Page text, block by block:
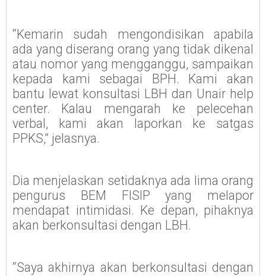
“Kemarin sudah mengondisikan apabila
ada yang diserang orang yang tidak dikenal
atau nomor yang mengganggu, sampaikan
kepada kami sebagai BPH. Kami akan
bantu lewat konsultasi LBH dan Unair help
center. Kalau mengarah ke pelecehan
verbal, kami akan laporkan ke satgas
PPKS,” jelasnya.
Dia menjelaskan setidaknya ada lima orang
pengurus BEM FISIP yang melapor
mendapat intimidasi. Ke depan, pihaknya
akan berkonsultasi dengan LBH.
“Saya akhirnya akan berkonsultasi dengan